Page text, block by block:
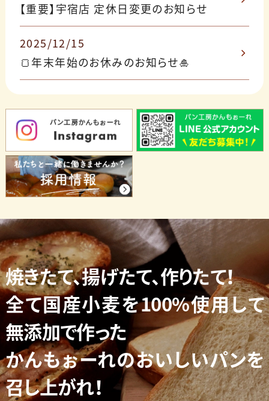
【重要】宇宿店 定休日変更のお知らせ
2025/12/15
🍞年末年始のお休みのお知らせ🎍
焼きたて、揚げたて、作りたて！
全て国産小麦を100%使用して
無添加で作った
かんもぉーれのおいしいパンを
召し上がれ！